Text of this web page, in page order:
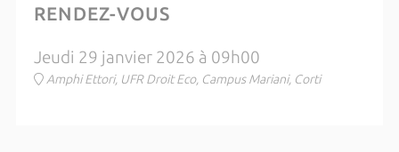
RENDEZ-VOUS
Jeudi 29 janvier 2026 à 09h00
Amphi Ettori, UFR Droit Eco, Campus Mariani, Corti